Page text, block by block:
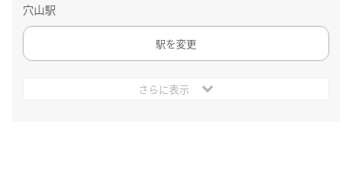
穴山駅
駅を変更
さらに表示